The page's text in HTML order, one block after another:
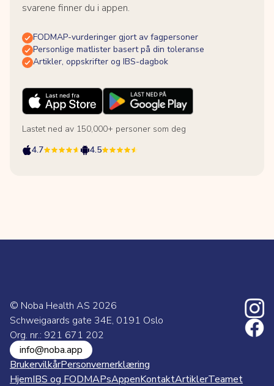
svarene finner du i appen.
FODMAP-vurderinger gjort av fagpersoner
Personlige matlister basert på din toleranse
Artikler, oppskrifter og IBS-dagbok
Lastet ned av 150,000+ personer som deg
4.7
4.5
© Noba Health AS 2026
Schweigaards gate 34E, 0191 Oslo
Org. nr.: 921 671 202
info@noba.app
BrukervilkårPersonvernerklæring
HjemIBS og FODMAPsAppenKontaktArtiklerTeamet